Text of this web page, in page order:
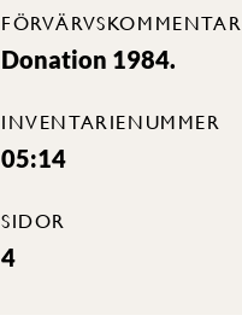
FÖRVÄRVSKOMMENTAR
Donation 1984.
INVENTARIENUMMER
05:14
SIDOR
4